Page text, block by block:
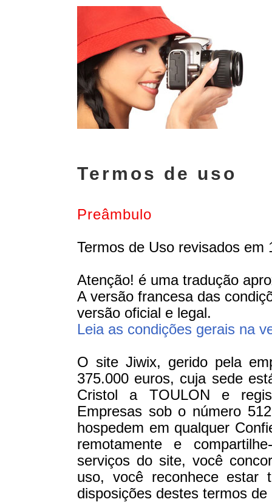
Termos de uso
Preâmbulo
Termos de Uso revisados em
Atenção! é uma tradução
A versão francesa das
versão oficial e legal.
Leia as condições gerais na
O site Jiwix, gerido pela
375.000 euros, cuja sede
Cristol a TOULON e
Empresas sob o número
hospedem em qualquer
remotamente e
serviços do site, você
uso, você reconhece estar
disposições destes termos de